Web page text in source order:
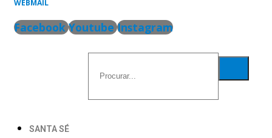
WEBMAIL
Facebook Youtube Instagram
SANTA SÉ